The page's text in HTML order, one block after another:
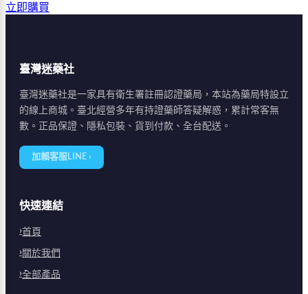
立即購買
臺灣迷藥社
臺灣迷藥社是一家具有衛生署註冊認證藥局，本站為藥局特設立
的線上商城。臺北經營多年有持證藥師答疑解惑，累計常客無
數。正品保證、隱私包裝、貨到付款、全台配送。
加賴客服LINE ›
快速連結
首頁
關於我們
全部產品